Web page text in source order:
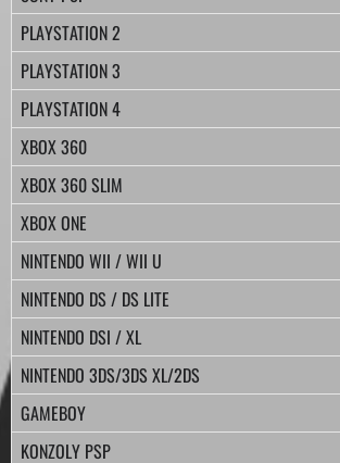
PLAYSTATION 2
PLAYSTATION 3
PLAYSTATION 4
XBOX 360
XBOX 360 SLIM
XBOX ONE
NINTENDO WII / WII U
NINTENDO DS / DS LITE
NINTENDO DSI / XL
NINTENDO 3DS/3DS XL/2DS
GAMEBOY
KONZOLY PSP